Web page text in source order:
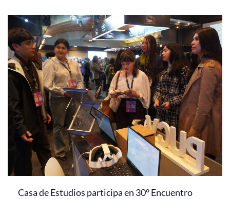
Casa de Estudios participa en 30° Encuentro